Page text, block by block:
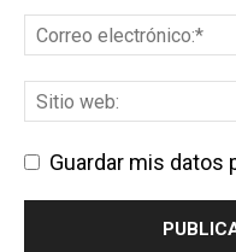
Guardar mis datos